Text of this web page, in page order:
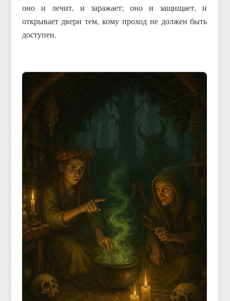
оно и лечит, и заражает; оно и защищает, и
открывает двери тем, кому проход не должен быть
доступен.